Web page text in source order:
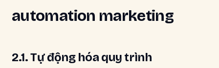
automation marketing
2.1. Tự động hóa quy trình